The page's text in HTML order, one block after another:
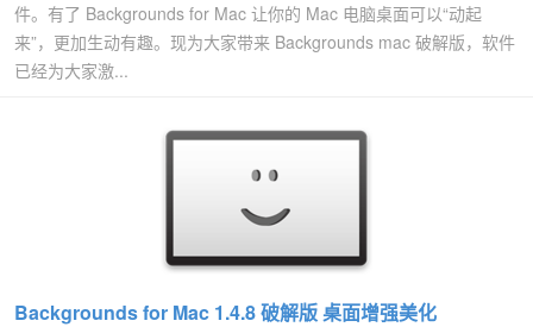
件。有了 Backgrounds for Mac 让你的 Mac 电脑桌面可以“动起
来”，更加生动有趣。现为大家带来 Backgrounds mac 破解版，软件
已经为大家激...
Backgrounds for Mac 1.4.8 破解版 桌面增强美化